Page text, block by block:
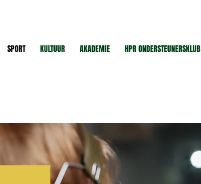
SPORT KULTUUR AKADEMIE HPR ONDERSTEUNERSKLUB